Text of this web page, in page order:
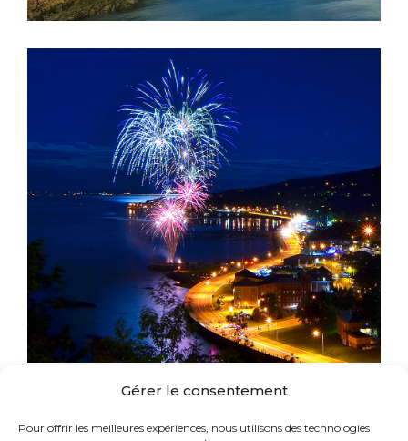
Gérer le consentement
Pour offrir les meilleures expériences, nous utilisons des technologies